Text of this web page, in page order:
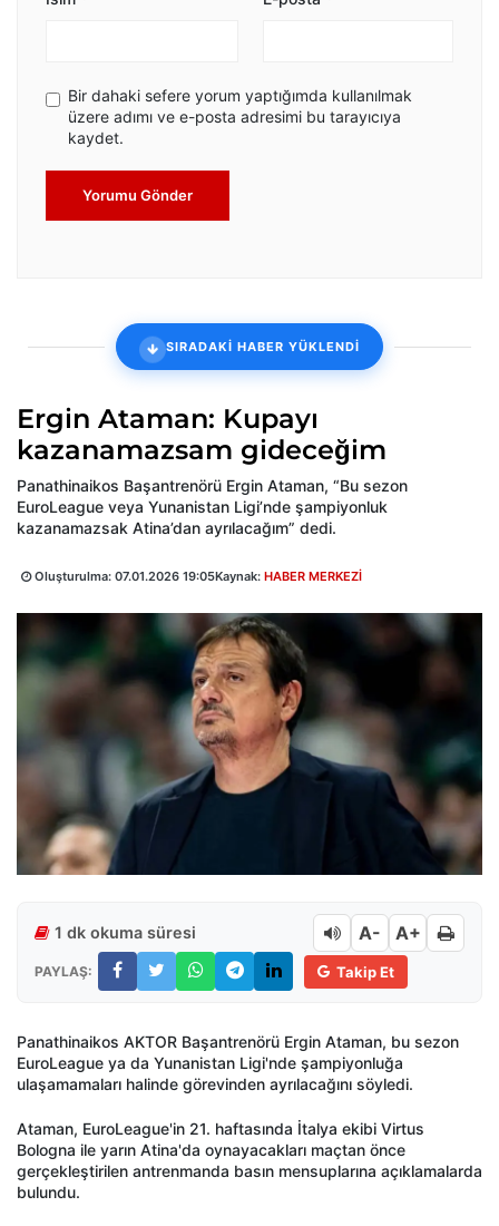
Bir dahaki sefere yorum yaptığımda kullanılmak
üzere adımı ve e-posta adresimi bu tarayıcıya
kaydet.
Yorumu Gönder
SIRADAKİ HABER YÜKLENDİ
Ergin Ataman: Kupayı
kazanamazsam gideceğim
Panathinaikos Başantrenörü Ergin Ataman, “Bu sezon
EuroLeague veya Yunanistan Ligi’nde şampiyonluk
kazanamazsak Atina’dan ayrılacağım” dedi.
Oluşturulma: 07.01.2026 19:05Kaynak: HABER MERKEZİ
1 dk okuma süresi A- A+
PAYLAŞ: Takip Et
Panathinaikos AKTOR Başantrenörü Ergin Ataman, bu sezon
EuroLeague ya da Yunanistan Ligi'nde şampiyonluğa
ulaşamamaları halinde görevinden ayrılacağını söyledi.
Ataman, EuroLeague'in 21. haftasında İtalya ekibi Virtus
Bologna ile yarın Atina'da oynayacakları maçtan önce
gerçekleştirilen antrenmanda basın mensuplarına açıklamalarda
bulundu.